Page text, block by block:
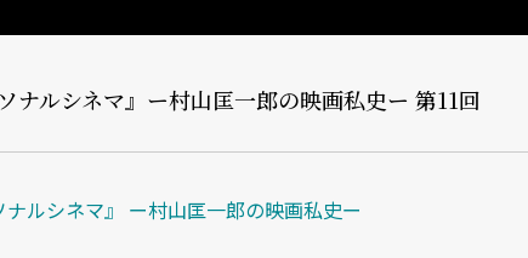
ナルシネマ』ー村山匡一郎の映画私史ー 第11回
ナルシネマ』 ー村山匡一郎の映画私史ー